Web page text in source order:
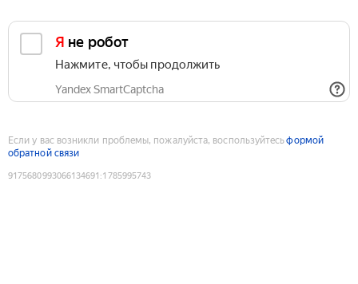
Я не робот
Нажмите, чтобы продолжить
Yandex SmartCaptcha
Если у вас возникли проблемы, пожалуйста, воспользуйтесьформой
обратной связи
9175680993066134691 :1785995743